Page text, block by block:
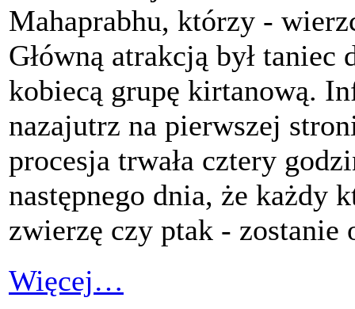
Mahaprabhu, którzy -
Główną atrakcją był taniec
kobiecą grupę kirtanową.
nazajutrz na pierwszej
procesja trwała cztery
następnego dnia, że każdy
zwierzę czy ptak - zostanie
Więcej…